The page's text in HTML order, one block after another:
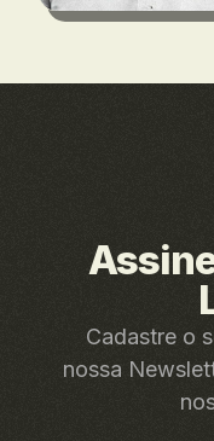
Cadastre o
nossa